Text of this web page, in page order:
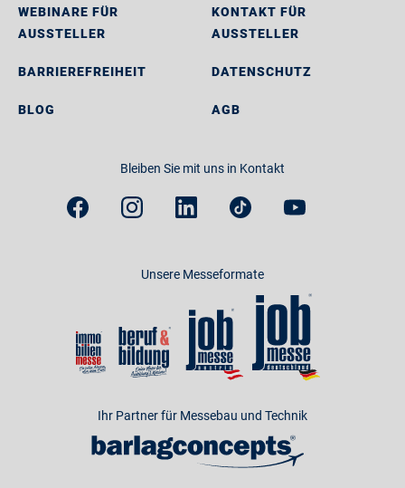
WEBINARE FÜR
AUSSTELLER
BARRIEREFREIHEIT
BLOG
KONTAKT FÜR
AUSSTELLER
DATENSCHUTZ
AGB
Bleiben Sie mit uns in Kontakt
Unsere Messeformate
Ihr Partner für Messebau und Technik